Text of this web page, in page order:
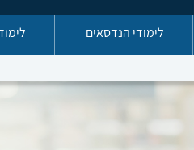
לימודי הנדסאים